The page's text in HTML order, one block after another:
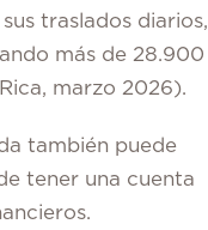
traslados diarios,
más de 28.900
marzo 2026).
también puede
tener una cuenta